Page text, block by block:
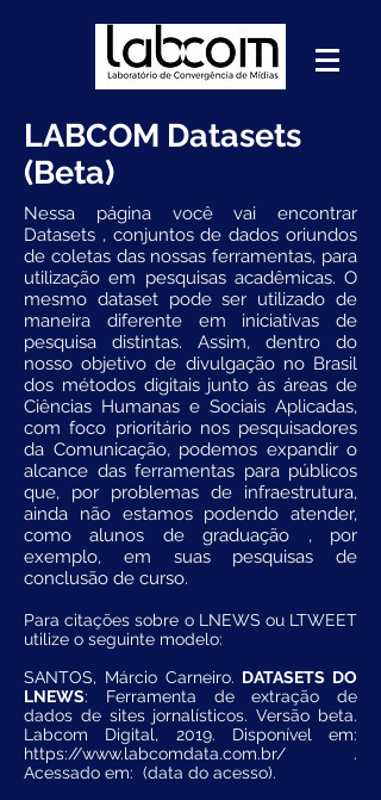
LABCOM Datasets
(Beta)
Nessa página você vai encontrar
Datasets , conjuntos de dados oriundos
de coletas das nossas ferramentas, para
utilização em pesquisas acadêmicas. O
mesmo dataset pode ser utilizado de
maneira diferente em iniciativas de
pesquisa distintas. Assim, dentro do
nosso objetivo de divulgação no Brasil
dos métodos digitais junto às áreas de
Ciências Humanas e Sociais Aplicadas,
com foco prioritário nos pesquisadores
da Comunicação, podemos expandir o
alcance das ferramentas para públicos
que, por problemas de infraestrutura,
ainda não estamos podendo atender,
como alunos de graduação , por
exemplo, em suas pesquisas de
conclusão de curso.
Para citações sobre o LNEWS ou LTWEET
utilize o seguinte modelo:
SANTOS, Márcio Carneiro. DATASETS DO
LNEWS: Ferramenta de extração de
dados de sites jornalísticos. Versão beta.
Labcom Digital, 2019. Disponível em:
https://www.labcomdata.com.br/ .
Acessado em: (data do acesso).